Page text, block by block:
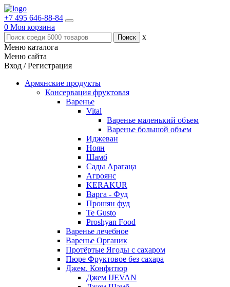
+7 495 646-88-84
0 Моя корзина
x
Меню каталога
Меню сайта
Вход / Регистрация
Армянские продукты
Консервация фруктовая
Варенье
Vital
Варенье маленький объем
Варенье большой объем
Иджеван
Ноян
Шамб
Сады Арагаца
Агроянс
KERAKUR
Варга - Фуд
Прошян фуд
Te Gusto
Proshyan Food
Варенье лечебное
Варенье Органик
Протёртые Ягоды с сахаром
Пюре Фруктовое без сахара
Джем. Конфитюр
Джем IJEVAN